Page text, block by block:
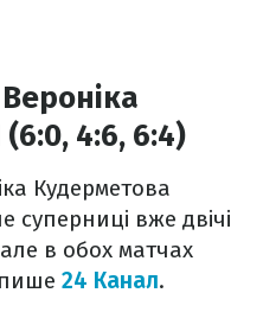
4:6, 6:4)
Кудерметова
суперниці вже двічі
але в обох матчах
24 Канал.